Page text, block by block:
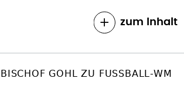
zum Inhalt
BISCHOF GOHL ZU FUSSBALL-WM